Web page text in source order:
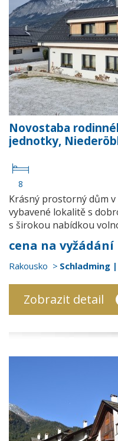
Novostaba
jednotky,
8
Krásný prostorný dům
vybavené lokalitě s
s širokou nabídkou
cena na vyžádání
Rakousko Schladming
Zobrazit detail